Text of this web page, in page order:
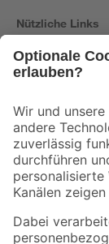
Nützliche Links
Der toom
Zur
Folge uns